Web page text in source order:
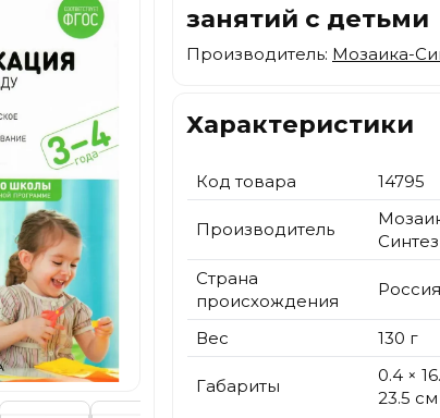
занятий с детьми
Производитель: Мозаика-
Характеристики
Код товара 14795
Производитель
Синтез
Страна
происхождения
Россия
Вес 130 г
Габариты
0.4 ×
23.5 см